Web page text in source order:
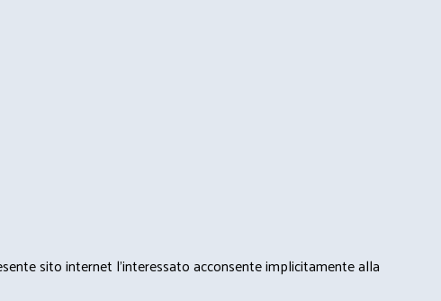
sito internet l’interessato acconsente implicitamente alla